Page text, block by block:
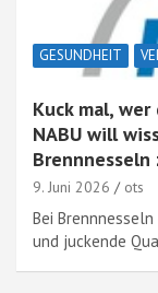
GESUNDHEIT
Kuck mal,
NABU will
9. Juni 2026 ots
Bei
und juckende